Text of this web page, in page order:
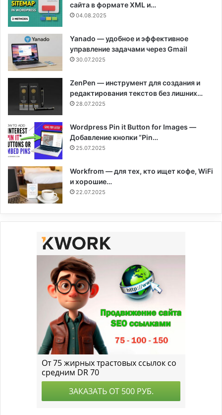
сайта в формате XML и…
04.08.2025
Yanado — удобное и эффективное
управление задачами через Gmail
30.07.2025
ZenPen — инструмент для создания и
редактирования текстов без лишних…
28.07.2025
Wordpress Pin it Button for Images —
Добавление кнопки “Pin…
25.07.2025
Workfrom — для тех, кто ищет кофе, WiFi
и хорошие…
22.07.2025